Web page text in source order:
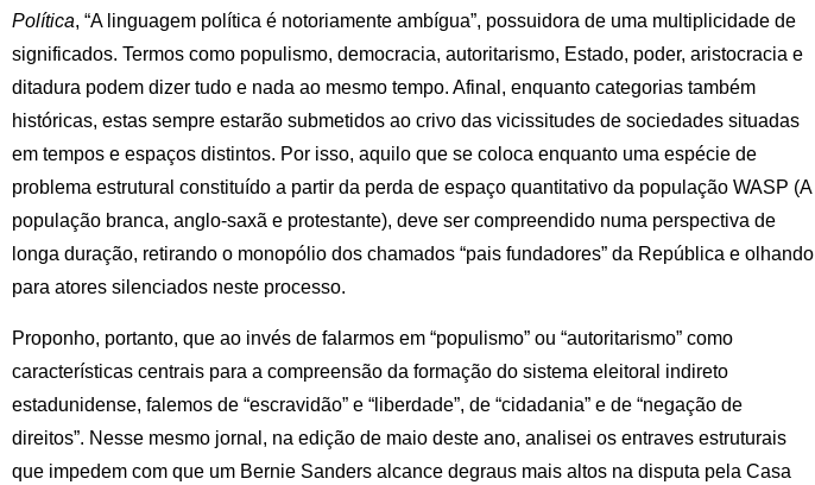
Política, “A linguagem política é notoriamente ambígua”, possuidora de uma multiplicidade de
significados. Termos como populismo, democracia, autoritarismo, Estado, poder, aristocracia e
ditadura podem dizer tudo e nada ao mesmo tempo. Afinal, enquanto categorias também
históricas, estas sempre estarão submetidos ao crivo das vicissitudes de sociedades situadas
em tempos e espaços distintos. Por isso, aquilo que se coloca enquanto uma espécie de
problema estrutural constituído a partir da perda de espaço quantitativo da população WASP (A
população branca, anglo-saxã e protestante), deve ser compreendido numa perspectiva de
longa duração, retirando o monopólio dos chamados “pais fundadores” da República e olhando
para atores silenciados neste processo.
Proponho, portanto, que ao invés de falarmos em “populismo” ou “autoritarismo” como
características centrais para a compreensão da formação do sistema eleitoral indireto
estadunidense, falemos de “escravidão” e “liberdade”, de “cidadania” e de “negação de
direitos”. Nesse mesmo jornal, na edição de maio deste ano, analisei os entraves estruturais
que impedem com que um Bernie Sanders alcance degraus mais altos na disputa pela Casa